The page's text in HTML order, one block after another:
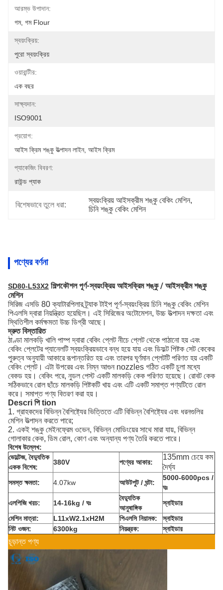
আরম্ভ উপাদান:
গম, গম Flour
স্বয়ংক্রিয়:
পুরো স্বয়ংক্রিয়
ওয়ারান্টীর:
এক বছর
সাক্ষ্যদান:
ISO9001
প্রয়োগ:
আইস ক্রিম শঙ্কু উত্পাদন লাইন, আইস ক্রিম
প্যাকেজিং বিবরণ:
রাউন্ড প্যাক
বিশেষভাবে তুলে ধরা:
স্বয়ংক্রিয় আইসক্রীম শঙ্কু বেকিং মেশিন,
চিনি শঙ্কু বেকিং মেশিন
পণ্যের বর্ণনা
SD80-L53X2 শিল্পকৌশল পূর্ণ-স্বয়ংক্রিয় আইসক্রিম শঙ্কু / আইসক্রীম শঙ্কু
মেশিন
সিরিজ এসডি 80 ক্যাটারপিলার ট্র্যাক টাইপ পূর্ণ-স্বয়ংক্রিয় চিনি শঙ্কু বেকিং মেশিন
পিএলসি দ্বারা নিয়ন্ত্রিত হয়েছিল। এই সিরিজের অটোমেশন, উচ্চ উত্পাদন দক্ষতা এবং
স্থিতিশীল কর্মক্ষমতা উচ্চ ডিগ্রী আছে।
দ্রুত বিস্তারিত
ঠাণ্ডা মালকড়ি খালি পাম্প দ্বারা বেকিং প্লেট নীচে প্লেট থেকে পাঠানো হয় এবং
বেকিং প্লেটের প্যানেলটি স্বয়ংক্রিয়ভাবে বন্ধ হয়ে যায় এবং ডিফল্ট পিষ্টক সেট কেকের
পুরুত্ব অনুযায়ী আকারে রূপান্তরিত হয় এবং তারপর ঘূর্ণমান প্লেটটি পরিণত হয় একটি
বেকিং প্লেট। এটা উপরের এবং নিম্ন আগুন nozzles গঠিত একটি চুলা মধ্যে
বেকড হয়। বেকিং পরে, নুডল পেস্ট একটি মালকড়ি কেক পরিণত হয়েছে। রোবট কেক
সঠিকভাবে রোল ছাঁচে মালকড়ি পিষ্টকটি খায় এবং এটি একটি সমাপ্ত পণ্যটিতে রোল
করে। সমাপ্ত পণ্য বিতরণ করা হয়।
Descri পি tion
1. গ্রাহকদের বিভিন্ন বৈশিষ্ট্যের ভিত্তিতে এটি বিভিন্ন বৈশিষ্ট্যের এবং ধরনগুলির
মেশিন উত্পাদন করতে পারে;
2. একই শঙ্কু মেইনফ্রেম ওভেন, বিভিন্ন মোডিংয়ের সাথে মারা যায়, বিভিন্ন
গোলাকার কেক, ডিম রোল, কোণ এবং অন্যান্য পণ্য তৈরি করতে পারে।
বিশেষ উল্লেখ:
ভোল্টেজ, বৈদ্যুতিক
একক বিশেষ:
380V পণ্যের আকার:
135mm চেয়ে কম
দৈর্ঘ্য
সমস্ত ক্ষমতা: 4.07kw আউটপুট / ঘন্টা:
5000-6000pcs /
ঘঃ
এলপিজি খরচ:
14-16kg / ঘঃ
বৈদ্যুতিক
আনুষাঙ্গিক
স্নাইডার
মেশিন মাত্রা:
L11xW2.1xH2M পিএলসি নিয়ামক:
স্নাইডার
নিট ওজন:
6300kg নিয়ন্ত্রক: স্নাইডার
চূড়ান্ত পণ্য